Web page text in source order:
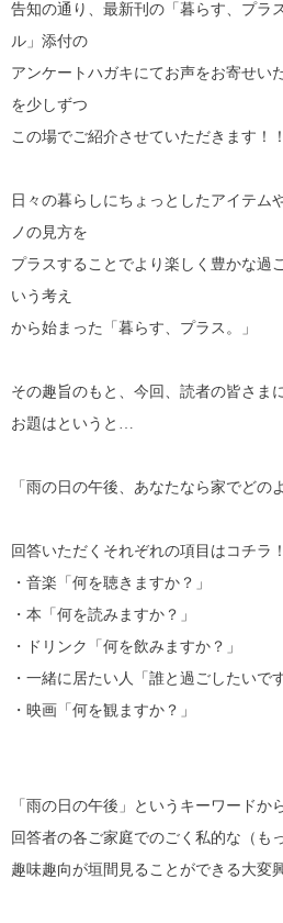
告知の通り、最新刊の「暮らす、プラ
ル」添付の
アンケートハガキにてお声をお寄せい
を少しずつ
この場でご紹介させていただきます！！
日々の暮らしにちょっとしたアイテム
ノの見方を
プラスすることでより楽しく豊かな過
いう考え
から始まった「暮らす、プラス。」
その趣旨のもと、今回、読者の皆さま
お題はというと…
「雨の日の午後、あなたなら家でどの
回答いただくそれぞれの項目はコチラ！
・音楽「何を聴きますか？」
・本「何を読みますか？」
・ドリンク「何を飲みますか？」
・一緒に居たい人「誰と過ごしたいで
・映画「何を観ますか？」
「雨の日の午後」というキーワードか
回答者の各ご家庭でのごく私的な（も
趣味趣向が垣間見ることができる大変